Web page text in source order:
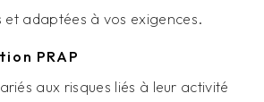
et adaptées à vos exigences.
PRAP
aux risques liés à leur activité